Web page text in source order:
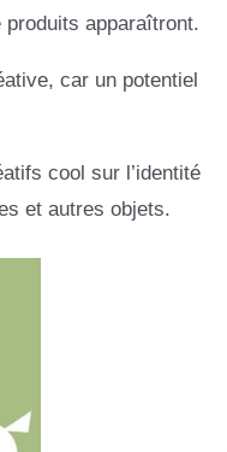
apparaîtront.
car un potentiel
cool sur l’identité
et autres objets.